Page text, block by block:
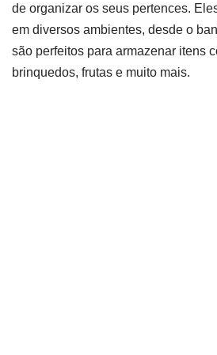
de organizar os seus pertences.
em diversos ambientes, desde o
são perfeitos para armazenar itens
brinquedos, frutas e muito mais.